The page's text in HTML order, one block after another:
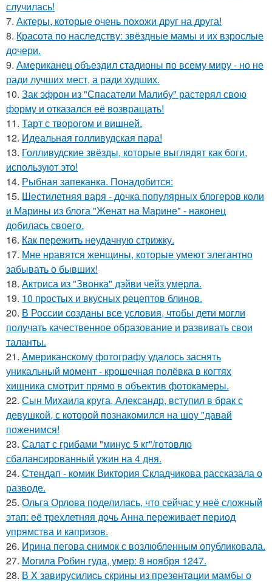
случилась!
7. Актеры, которые очень похожи друг на друга!
8. Красота по наследству: звёздные мамы и их взрослые
дочери.
9. Американец объездил стадионы по всему миру - но не
ради лучших мест, а ради худших.
10. Зак эфрон из "Спасатели Малибу" растерял свою
форму и отказался её возвращать!
11. Тарт с творогом и вишней.
12. Идеальная голливудская пара!
13. Голливудские звёзды, которые выглядят как боги,
используют это!
14. Рыбная запеканка. Понадобится:
15. Шестилетняя варя - дочка популярных блогеров коли
и Марины из блога "Женат на Марине" - наконец
добилась своего.
16. Как пережить неудачную стрижку.
17. Мне нравятся женщины, которые умеют элегантно
забывать о бывших!
18. Актриса из "Звонка" дэйви чейз умерла.
19. 10 простых и вкусных рецептов блинов.
20. В России созданы все условия, чтобы дети могли
получать качественное образование и развивать свои
таланты.
21. Американскому фотографу удалось заснять
уникальный момент - крошечная полёвка в когтях
хищника смотрит прямо в объектив фотокамеры.
22. Сын Михаила круга, Александр, вступил в брак с
девушкой, с которой познакомился на шоу "давай
поженимся!
23. Салат с грибами "минус 5 кг"/готовлю
сбалансированный ужин на 4 дня.
24. Стендап - комик Виктория Складчикова рассказала о
разводе.
25. Ольга Орлова поделилась, что сейчас у неё сложный
этап: её трехлетняя дочь Анна переживает период
упрямства и капризов.
26. Ирина пегова снимок с возлюбленным опубликовала.
27. Могила Робин гуда, умер: 8 ноября 1247.
28. В X зaвирусилиcь скрины из пpезeнтaции мамбы о